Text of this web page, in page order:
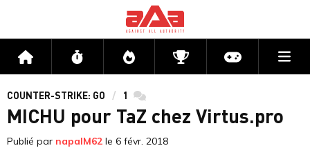
Accueil Flux Directs CompétitionsActu jeux
COUNTER-STRIKE: GO 1 commentaires
MICHU pour TaZ chez Virtus.pro
Publié par napalM62 le 6 févr. 2018